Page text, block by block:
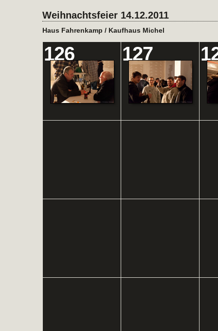
Weihnachtsfeier 14.12.2011
Haus Fahrenkamp / Kaufhaus Michel
126 127